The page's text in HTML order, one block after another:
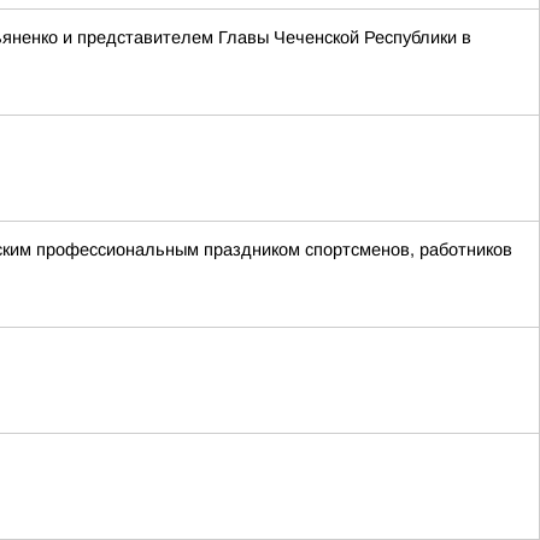
и представителем Главы Чеченской Республики в
профессиональным праздником спортсменов, работников